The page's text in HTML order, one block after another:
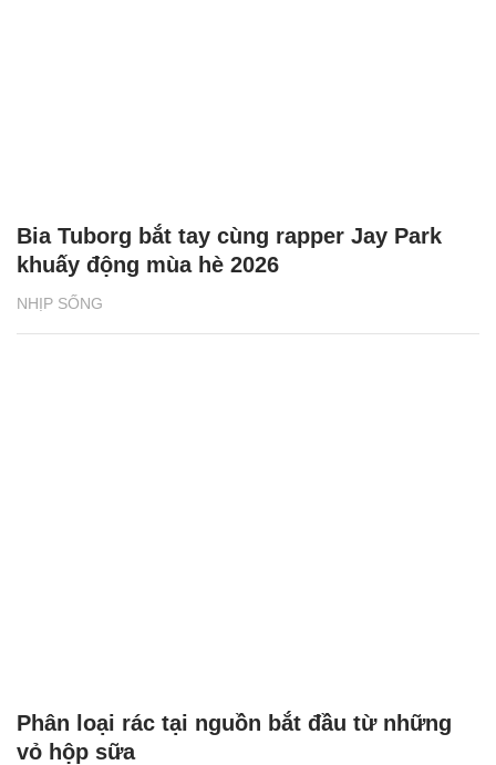
NHỊP SỐNG
Bia Tuborg bắt tay cùng rapper Jay Park
khuấy động mùa hè 2026
Phân loại rác tại nguồn bắt đầu từ những
vỏ hộp sữa